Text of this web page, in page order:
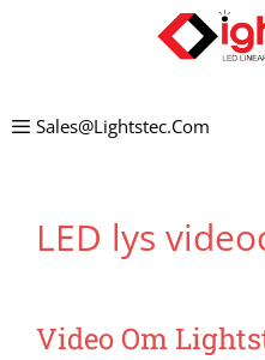
Sales@lightstec.com
LED lys
VideoOm